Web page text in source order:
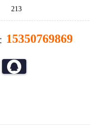
213
15350769869